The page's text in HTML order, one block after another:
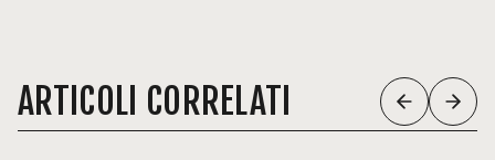
ARTICOLI CORRELATI